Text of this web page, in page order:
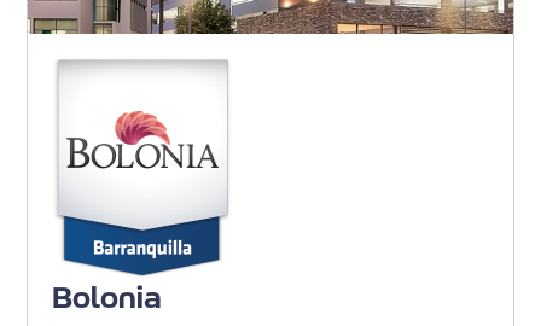
Barranquilla - Miramar
Bolonia